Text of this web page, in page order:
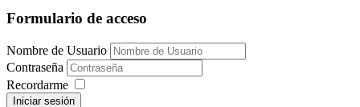
Formulario de acceso
Nombre de Usuario
Contraseña
Recordarme
Iniciar sesión